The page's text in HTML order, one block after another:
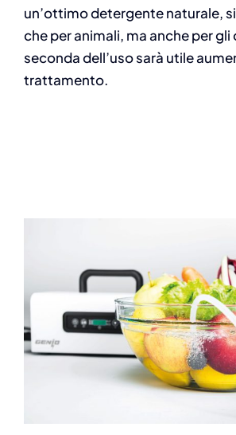
un’ottimo detergente naturale,
che per animali, ma anche per
seconda dell’uso sarà utile
trattamento.